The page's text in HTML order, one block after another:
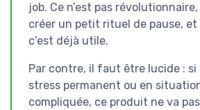
job. Ce n’est pas
créer un petit rituel de pause, et
c’est déjà utile.
Par contre, il faut être lucide : si
stress permanent ou en
compliquée, ce produit ne va